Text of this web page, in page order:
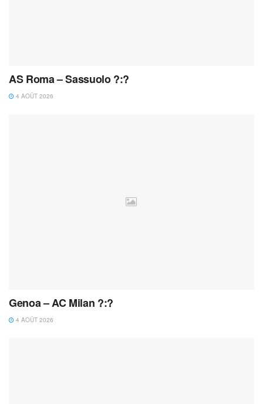
AS Roma – Sassuolo ?:?
4 AOÛT 2026
Genoa – AC Milan ?:?
4 AOÛT 2026